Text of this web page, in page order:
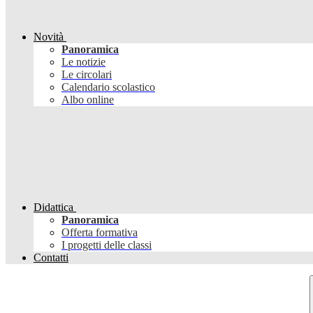
Novità
Panoramica
Le notizie
Le circolari
Calendario scolastico
Albo online
Didattica
Panoramica
Offerta formativa
I progetti delle classi
Contatti